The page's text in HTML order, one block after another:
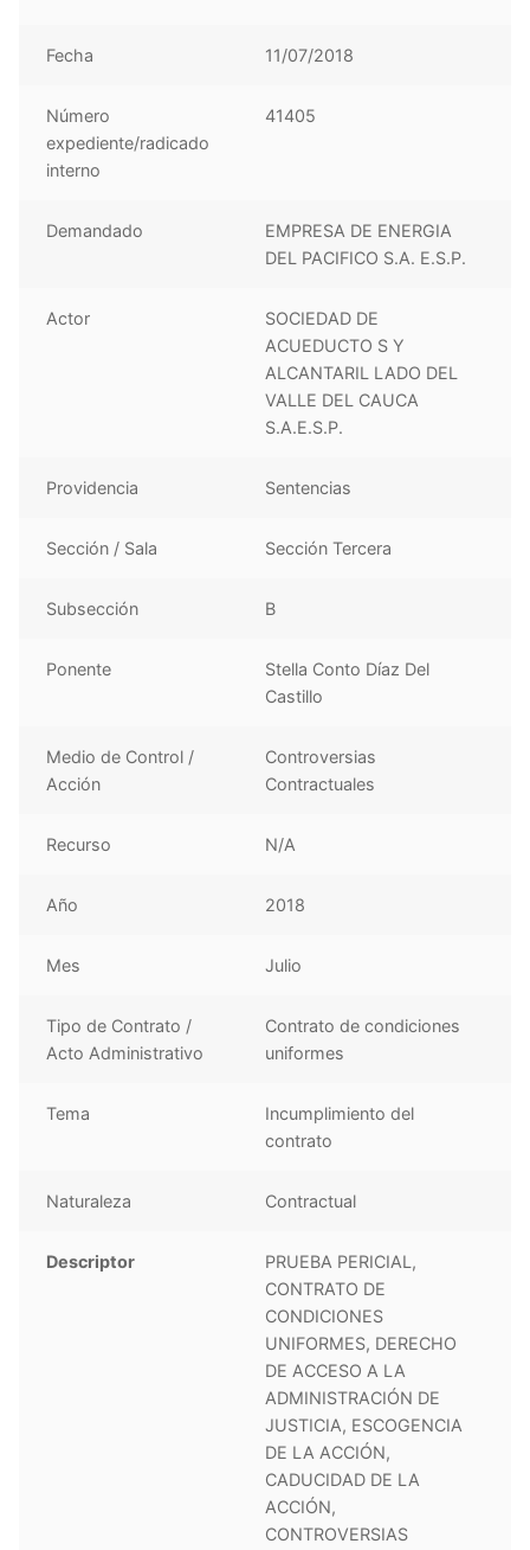
Fecha 11/07/2018
Número
expediente/radicado
interno
41405
Demandado
EMPRESA DE ENERGIA
DEL PACIFICO S.A. E.S.P.
Actor
SOCIEDAD DE
ACUEDUCTO S Y
ALCANTARIL LADO DEL
VALLE DEL CAUCA
S.A.E.S.P.
Providencia Sentencias
Sección / Sala Sección Tercera
Subsección B
Ponente
Stella Conto Díaz Del
Castillo
Medio de Control /
Acción
Controversias
Contractuales
Recurso N/A
Año 2018
Mes Julio
Tipo de Contrato /
Acto Administrativo
Contrato de condiciones
uniformes
Tema
Incumplimiento del
contrato
Naturaleza Contractual
Descriptor
PRUEBA PERICIAL,
CONTRATO DE
CONDICIONES
UNIFORMES, DERECHO
DE ACCESO A LA
ADMINISTRACIÓN DE
JUSTICIA, ESCOGENCIA
DE LA ACCIÓN,
CADUCIDAD DE LA
ACCIÓN,
CONTROVERSIAS